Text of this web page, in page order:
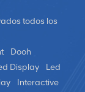
todos los
Dooh
Display
Led
Interactive